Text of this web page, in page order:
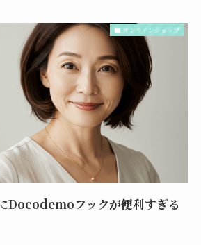
オンラインショップ
Docodemoフックが便利すぎる